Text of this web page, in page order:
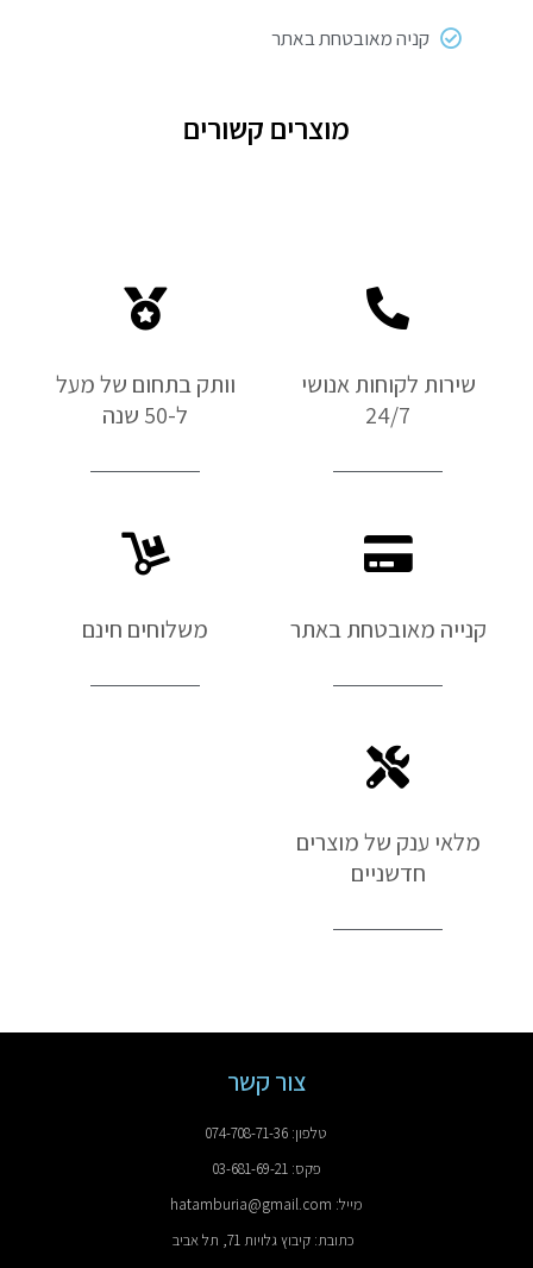
קניה מאובטחת באתר
מוצרים קשורים
שירות לקוחות אנושי
24/7
וותק בתחום של מעל
ל-50 שנה
קנייה מאובטחת באתר משלוחים חינם
מלאי ענק של מוצרים
חדשניים
צור קשר
טלפון: 074-708-71-36
פקס: 03-681-69-21
מייל: hatamburia@gmail.com
כתובת: קיבוץ גלויות 71, תל אביב